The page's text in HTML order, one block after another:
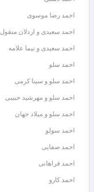
احمد رضا موسوی
احمد سعیدی و اردلان منقول
احمد سعیدی و نیما علامه
احمد سلو
احمد سلو و سینا کرمی
احمد سلو و مهرشید حبیبی
احمد سلو و میلاد جهان
احمد سولو
احمد صفایی
احمد فراهانی
احمد کارو